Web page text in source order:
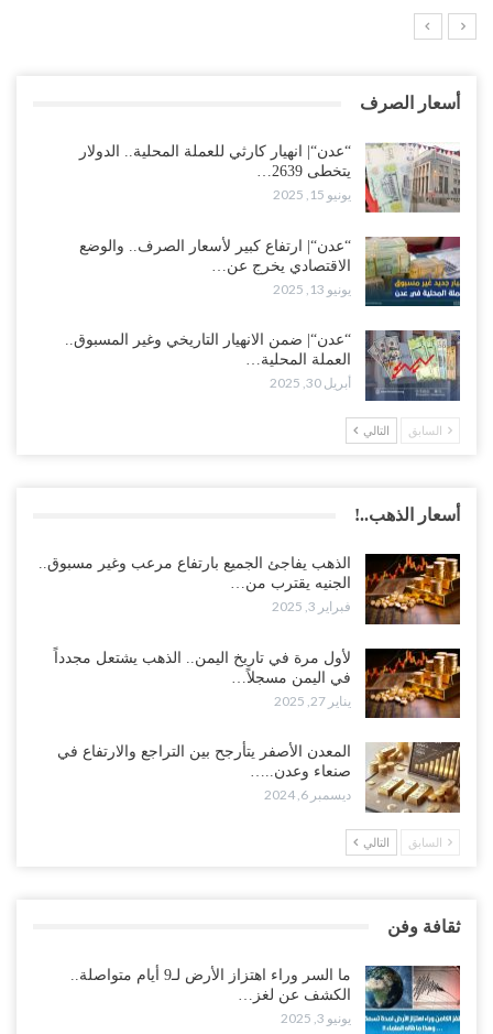
أسعار الصرف
“عدن“| انهيار كارثي للعملة المحلية.. الدولار
يتخطى 2639…
يونيو 15, 2025
“عدن“| ارتفاع كبير لأسعار الصرف.. والوضع
الاقتصادي يخرج عن…
يونيو 13, 2025
“عدن“| ضمن الانهيار التاريخي وغير المسبوق..
العملة المحلية…
أبريل 30, 2025
السابق التالي
أسعار الذهب..!
الذهب يفاجئ الجميع بارتفاع مرعب وغير مسبوق..
الجنيه يقترب من…
فبراير 3, 2025
لأول مرة في تاريخ اليمن.. الذهب يشتعل مجدداً
في اليمن مسجلاً…
يناير 27, 2025
المعدن الأصفر يتأرجح بين التراجع والارتفاع في
صنعاء وعدن..…
ديسمبر 6, 2024
السابق التالي
ثقافة وفن
ما السر وراء اهتزاز الأرض لـ9 أيام متواصلة..
الكشف عن لغز…
يونيو 3, 2025